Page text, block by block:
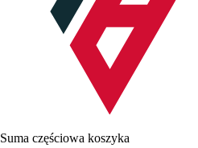
Suma częściowa koszyka